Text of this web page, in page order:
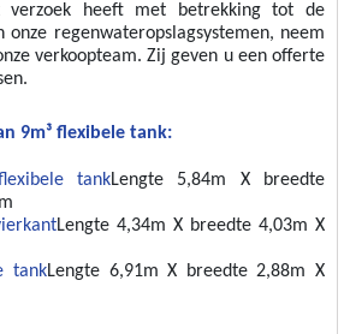
verzoek heeft met betrekking tot de
onze regenwateropslagsystemen, neem
verkoopteam. Zij geven u een offerte
9m³ flexibele tank:
tankLengte 5,84m X breedte
Lengte 4,34m X breedte 4,03m X
tankLengte 6,91m X breedte 2,88m X